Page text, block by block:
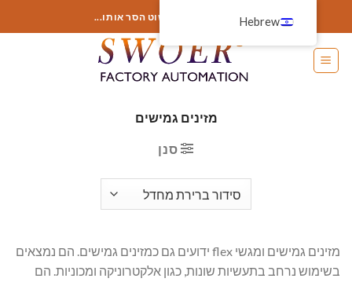
הוסף כאן משהו או פשוט הסר אותו...
מזינים גמישים
סנן
מזינים גמישים ומגשי flex ידועים גם כמזינים גמישים. הם נמצאים
בשימוש נרחב בתעשיות שונות, כגון אלקטרוניקה ומכוניות. הם
Hebrew